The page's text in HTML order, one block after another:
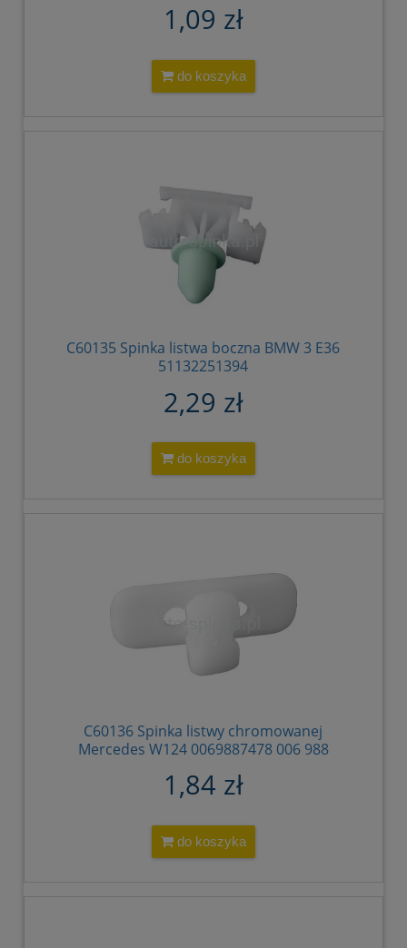
1,09 zł
do koszyka
C60135 Spinka listwa boczna BMW 3 E36
51132251394
2,29 zł
do koszyka
C60136 Spinka listwy chromowanej
Mercedes W124 0069887478 006 988
1,84 zł
do koszyka